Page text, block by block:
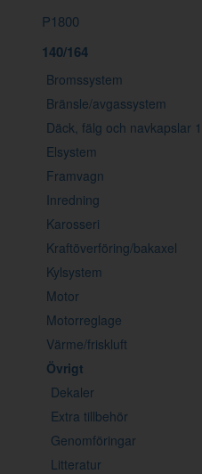
P1800
140/164
Bromssystem
Bränsle/avgassystem
Däck, fälg och navkapslar
Elsystem
Framvagn
Inredning
Karosseri
Kraftöverföring/bakaxel
Kylsystem
Motor
Motorreglage
Värme/friskluft
Övrigt
Dekaler
Extra tillbehör
Genomföringar
Litteratur
spray Lack 31